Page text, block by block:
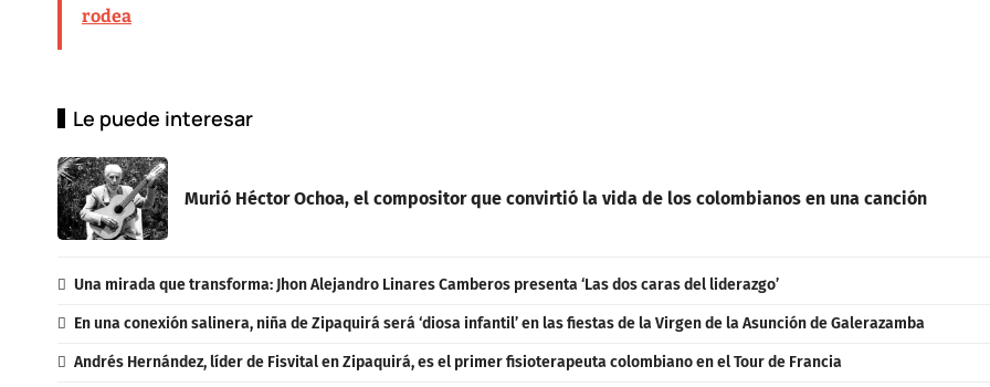
rodea
Le puede interesar
Murió Héctor Ochoa, el compositor que convirtió la vida de los colombianos en una canción
Una mirada que transforma: Jhon Alejandro Linares Camberos presenta ‘Las dos caras del liderazgo’
En una conexión salinera, niña de Zipaquirá será ‘diosa infantil’ en las fiestas de la Virgen de la Asunción de Galerazamba
Andrés Hernández, líder de Fisvital en Zipaquirá, es el primer fisioterapeuta colombiano en el Tour de Francia